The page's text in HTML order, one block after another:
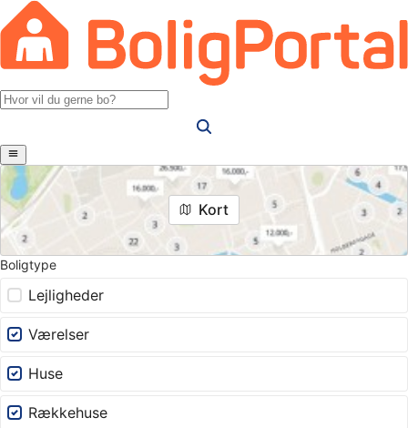
Kort
Boligtype
Lejligheder
Værelser
Huse
Rækkehuse